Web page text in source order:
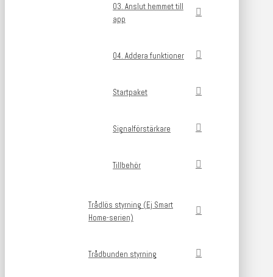
03. Anslut hemmet till
app
04. Addera funktioner
Startpaket
Signalförstärkare
Tillbehör
Trådlös styrning (Ej Smart
Home-serien)
Trådbunden styrning